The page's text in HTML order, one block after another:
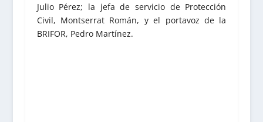
Julio Pérez; la jefa de servicio de Protección
Civil, Montserrat Román, y el portavoz de la
BRIFOR, Pedro Martínez.